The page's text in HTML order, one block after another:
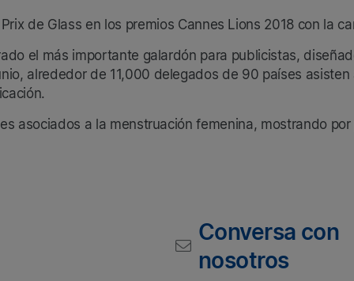
de Glass en los premios Cannes Lions 2018 con la
el más importante galardón para publicistas,
alrededor de 11,000 delegados de 90 países asisten
asociados a la menstruación femenina, mostrando
Conversa con
nosotros